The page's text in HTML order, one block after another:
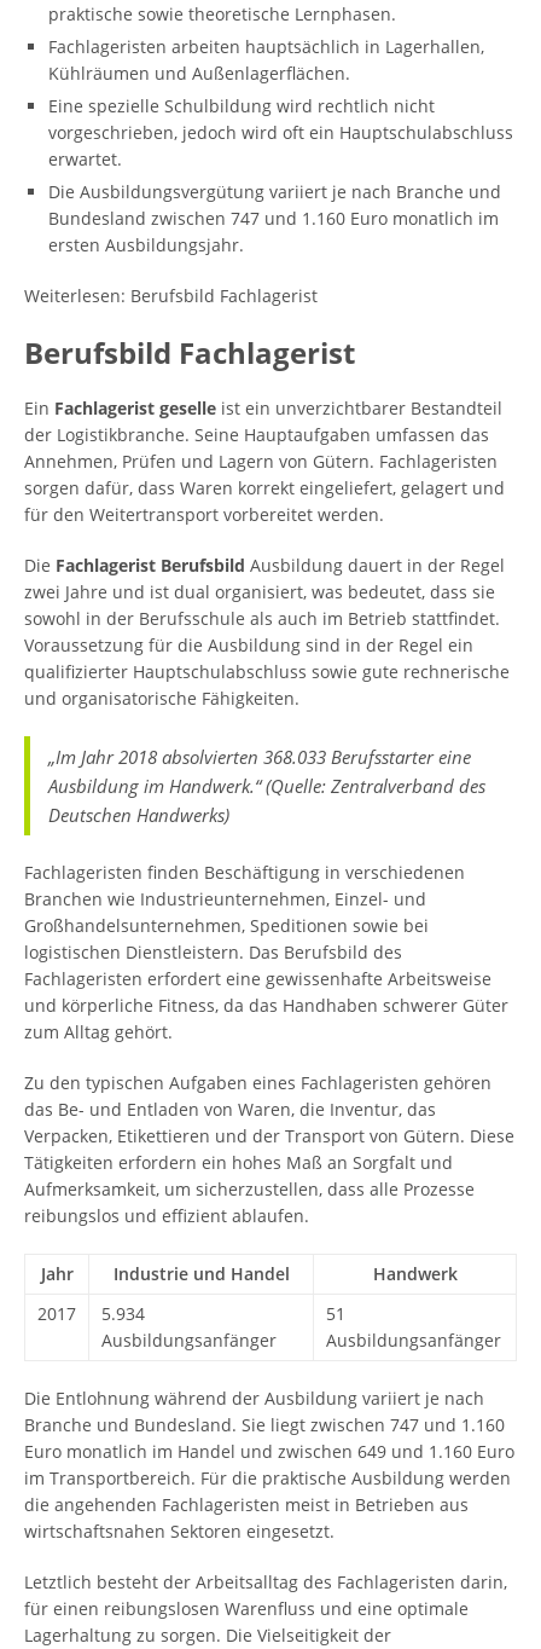
praktische sowie theoretische Lernphasen.
Fachlageristen arbeiten hauptsächlich in Lagerhallen,
Kühlräumen und Außenlagerflächen.
Eine spezielle Schulbildung wird rechtlich nicht
vorgeschrieben, jedoch wird oft ein Hauptschulabschluss
erwartet.
Die Ausbildungsvergütung variiert je nach Branche und
Bundesland zwischen 747 und 1.160 Euro monatlich im
ersten Ausbildungsjahr.
Weiterlesen: Berufsbild Fachlagerist
Berufsbild Fachlagerist
Ein Fachlagerist geselle ist ein unverzichtbarer Bestandteil
der Logistikbranche. Seine Hauptaufgaben umfassen das
Annehmen, Prüfen und Lagern von Gütern. Fachlageristen
sorgen dafür, dass Waren korrekt eingeliefert, gelagert und
für den Weitertransport vorbereitet werden.
Die Fachlagerist Berufsbild Ausbildung dauert in der Regel
zwei Jahre und ist dual organisiert, was bedeutet, dass sie
sowohl in der Berufsschule als auch im Betrieb stattfindet.
Voraussetzung für die Ausbildung sind in der Regel ein
qualifizierter Hauptschulabschluss sowie gute rechnerische
und organisatorische Fähigkeiten.
„Im Jahr 2018 absolvierten 368.033 Berufsstarter eine
Ausbildung im Handwerk.“ (Quelle: Zentralverband des
Deutschen Handwerks)
Fachlageristen finden Beschäftigung in verschiedenen
Branchen wie Industrieunternehmen, Einzel- und
Großhandelsunternehmen, Speditionen sowie bei
logistischen Dienstleistern. Das Berufsbild des
Fachlageristen erfordert eine gewissenhafte Arbeitsweise
und körperliche Fitness, da das Handhaben schwerer Güter
zum Alltag gehört.
Zu den typischen Aufgaben eines Fachlageristen gehören
das Be- und Entladen von Waren, die Inventur, das
Verpacken, Etikettieren und der Transport von Gütern. Diese
Tätigkeiten erfordern ein hohes Maß an Sorgfalt und
Aufmerksamkeit, um sicherzustellen, dass alle Prozesse
reibungslos und effizient ablaufen.
Jahr Industrie und Handel
Handwerk
2017
5.934
Ausbildungsanfänger
51
Ausbildungsanfänger
Die Entlohnung während der Ausbildung variiert je nach
Branche und Bundesland. Sie liegt zwischen 747 und 1.160
Euro monatlich im Handel und zwischen 649 und 1.160 Euro
im Transportbereich. Für die praktische Ausbildung werden
die angehenden Fachlageristen meist in Betrieben aus
wirtschaftsnahen Sektoren eingesetzt.
Letztlich besteht der Arbeitsalltag des Fachlageristen darin,
für einen reibungslosen Warenfluss und eine optimale
Lagerhaltung zu sorgen. Die Vielseitigkeit der